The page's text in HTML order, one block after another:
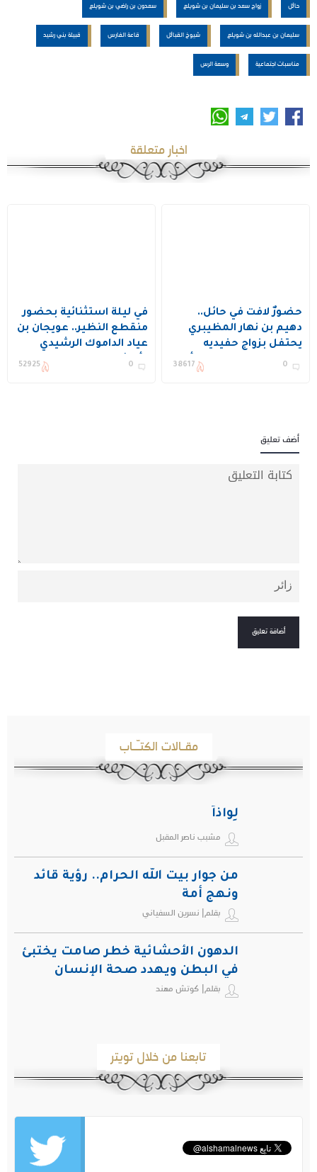
حائل زواج سعد بن سليمان بن شويلع سعدون بن راضي بن شويلع
سليمان بن عبدالله بن شويلع شيوخ القبائل قاعة الفارس قبيلة بني رشيد
مناسبات اجتماعية وسعة الرس
اخبار متعلقة
حضورٌ لافت في حائل..
دهيم بن نهار المظيبري
يحتفل بزواج حفيديه
المهندس بدر والملازم أول
تركي في قصر المعالي
0
38617
في ليلة استثنائية بحضور
منقطع النظير.. عويجان بن
عياد الداموك الرشيدي
وأبنائه يحتفلون بزواج
ابنهم “فهد” في حائل
0
52925
أضف تعليق
مقـالات الكتـّـاب
لِواذاً
مشبب ناصر المقبل
من جوار بيت الله الحرام.. رؤية قائد
ونهج أمة
بقلم| نسرين السفياني
الدهون الأحشائية خطر صامت يختبئ
في البطن ويهدد صحة الإنسان
بقلم| كوتش مهند
تابعنا من خلال تويتر